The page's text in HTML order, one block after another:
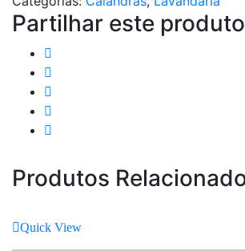
Partilhar este produto
Produtos
Quick View